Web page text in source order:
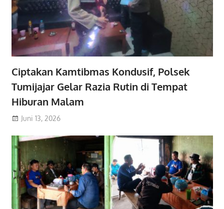
Ciptakan Kamtibmas Kondusif, Polsek
Tumijajar Gelar Razia Rutin di Tempat
Hiburan Malam
Juni 13, 2026